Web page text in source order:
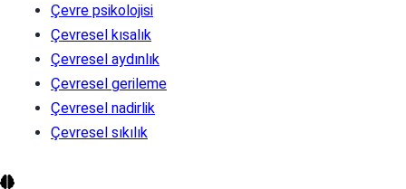
Çevre psikolojisi
Çevresel kısalık
Çevresel aydınlık
Çevresel gerileme
Çevresel nadirlik
Çevresel sıkılık